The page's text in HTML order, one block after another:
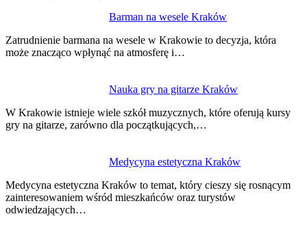
Barman na wesele Kraków
Zatrudnienie barmana na wesele w Krakowie to decyzja, która
może znacząco wpłynąć na atmosferę i…
Nauka gry na gitarze Kraków
W Krakowie istnieje wiele szkół muzycznych, które oferują kursy
gry na gitarze, zarówno dla początkujących,…
Medycyna estetyczna Kraków
Medycyna estetyczna Kraków to temat, który cieszy się rosnącym
zainteresowaniem wśród mieszkańców oraz turystów
odwiedzających…
wpisu